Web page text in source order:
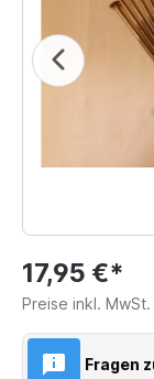
17,95 €*
Preise inkl.
Fragen